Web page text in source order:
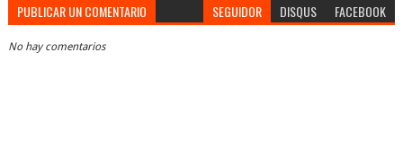
PUBLICAR UN COMENTARIO SEGUIDOR DISQUS FACEBOOK
No hay comentarios